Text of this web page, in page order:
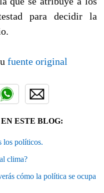
para decidir la
fuente original
ESTE BLOG:
los políticos.
clima?
cómo la política se ocupa